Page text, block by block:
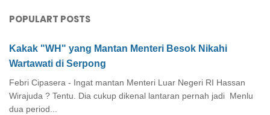
POPULART POSTS
Kakak "WH" yang Mantan Menteri Besok Nikahi
Wartawati di Serpong
Febri Cipasera - Ingat mantan Menteri Luar Negeri RI Hassan
Wirajuda ? Tentu. Dia cukup dikenal lantaran pernah jadi Menlu
dua period...